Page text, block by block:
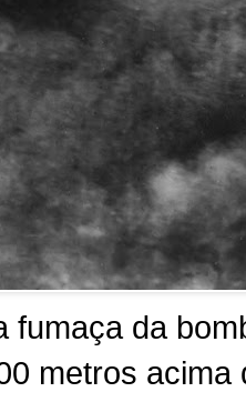
fumaça da
metros